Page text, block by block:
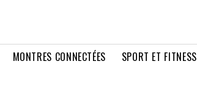
MONTRES CONNECTÉES SPORT ET FITNESS